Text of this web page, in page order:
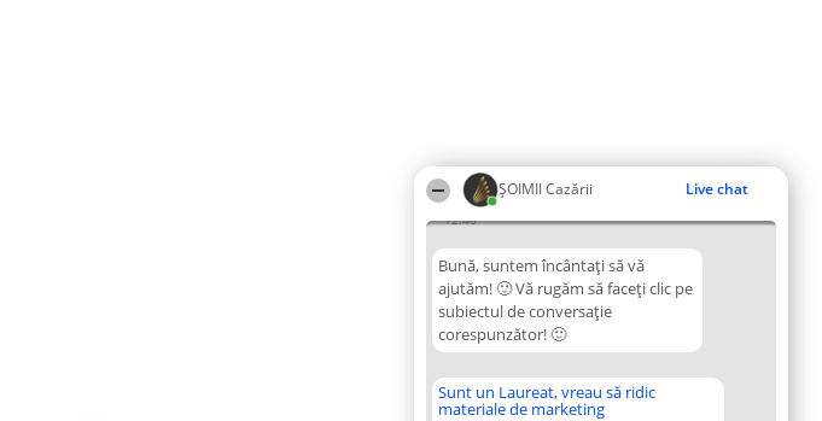
ȘOIMII Cazării Live chat
12:40
Bună, suntem încântați să vă
ajutăm! 🙂 Vă rugăm să faceți clic pe
subiectul de conversație
corespunzător! 🙂
Sunt un Laureat, vreau să ridic
materiale de marketing